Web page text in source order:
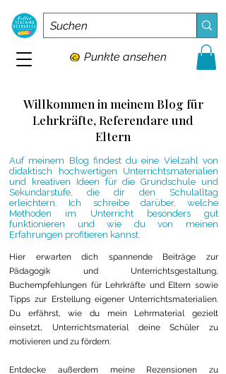
Punkte ansehen
Willkommen in meinem Blog für
Lehrkräfte, Referendare und
Eltern
Auf meinem Blog findest du eine Vielzahl von
didaktisch hochwertigen Unterrichtsmaterialien
und kreativen Ideen für die Grundschule und
Sekundarstufe, die dir den Schulalltag
erleichtern. Ich schreibe darüber, welche
Methoden im Unterricht besonders gut
funktionieren und wie du von meinen
Erfahrungen profitieren kannst.
Hier erwarten dich spannende Beiträge zur
Pädagogik und Unterrichtsgestaltung,
Buchempfehlungen für Lehrkräfte und Eltern sowie
Tipps zur Erstellung eigener Unterrichtsmaterialien.
Du erfährst, wie du mein Lehrmaterial gezielt
einsetzt, Unterrichtsmaterial deine Schüler zu
motivieren und zu fördern.
Entdecke außerdem meine Rezensionen zu